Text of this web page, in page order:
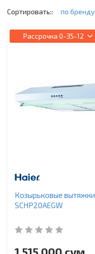
Сортировать:: по бренду
Рассрочка 0-35-12
Козырьковые
SCHP20AEGW